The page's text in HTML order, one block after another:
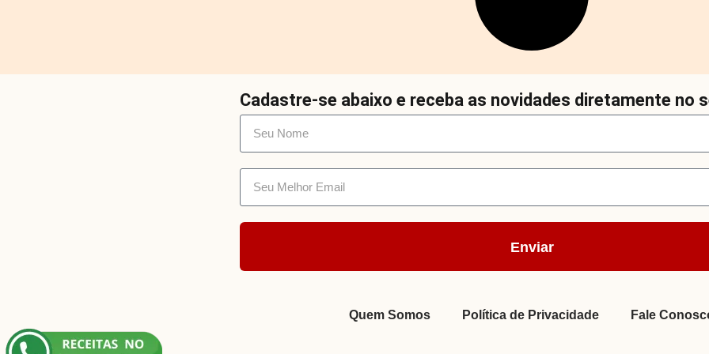
Cadastre-se abaixo e receba as novidades diretamente no
Enviar
Quem Somos Política de Privacidade Fale